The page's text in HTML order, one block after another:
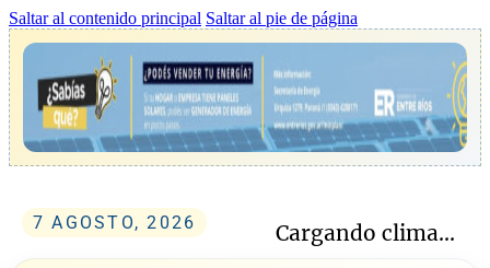
Saltar al contenido principal Saltar al pie de página
7 AGOSTO, 2026 Cargando clima...